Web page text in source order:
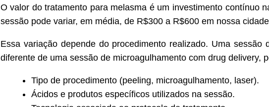
O valor do tratamento para melasma é um investimento contínuo
sessão pode variar, em média, de R$300 a R$600 em nossa
Essa variação depende do procedimento realizado. Uma
diferente de uma sessão de microagulhamento com drug delivery,
Tipo de procedimento (peeling, microagulhamento, laser).
Ácidos e produtos específicos utilizados na sessão.